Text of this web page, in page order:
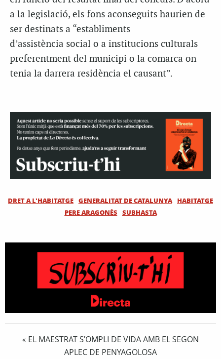
a la legislació, els fons aconseguits haurien de
ser destinats a “establiments
d’assistència social o a institucions culturals
preferentment del municipi o la comarca on
tenia la darrera residència el causant”.
DRET A L'HABITATGE GENERALITAT DE CATALUNYA
HABITATGE
PERE ARAGONÈS
SUBHASTA
« EL MAESTRAT S’OMPLI DE VIDA AMB EL SEGON
APLEC DE PENYAGOLOSA